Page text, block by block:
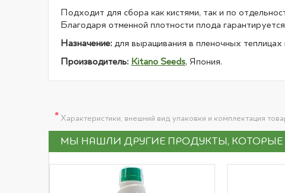
Подходит для сбора как кистями, так и по
Благодаря отменной плотности плода
Назначение: для выращивания в пленочных
Производитель: Kitano Seeds, Япония.
* Характеристики, внешний вид упаковки и комплектация
МЫ НАШЛИ ДРУГИЕ ПРОДУКТЫ, КОТОРЫЕ